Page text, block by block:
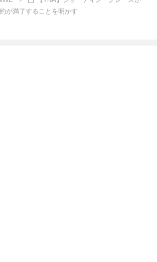
が満了することを明かす